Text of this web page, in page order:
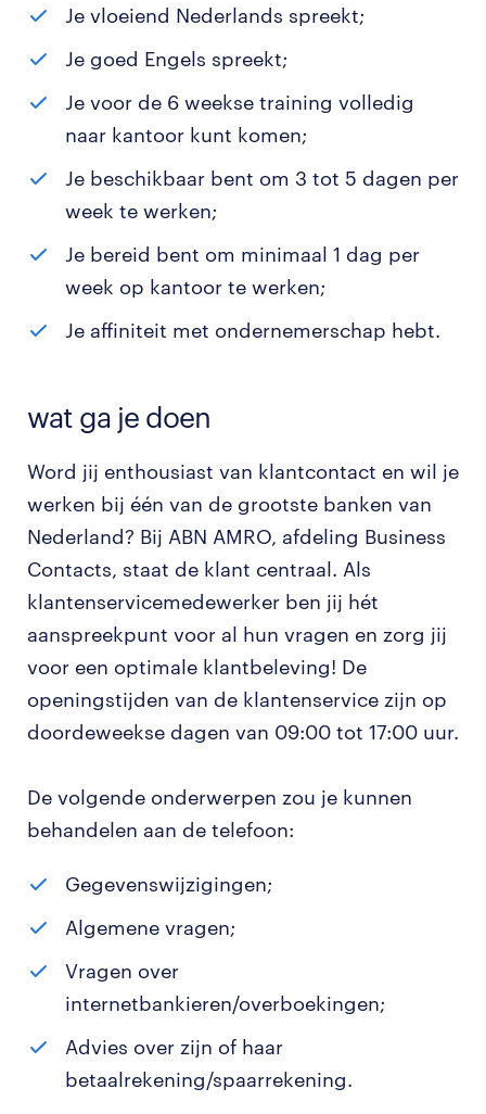
Je vloeiend Nederlands spreekt;
Je goed Engels spreekt;
Je voor de 6 weekse training volledig
naar kantoor kunt komen;
Je beschikbaar bent om 3 tot 5 dagen per
week te werken;
Je bereid bent om minimaal 1 dag per
week op kantoor te werken;
Je affiniteit met ondernemerschap hebt.
wat ga je doen
Word jij enthousiast van klantcontact en wil je
werken bij één van de grootste banken van
Nederland? Bij ABN AMRO, afdeling Business
Contacts, staat de klant centraal. Als
klantenservicemedewerker ben jij hét
aanspreekpunt voor al hun vragen en zorg jij
voor een optimale klantbeleving! De
openingstijden van de klantenservice zijn op
doordeweekse dagen van 09:00 tot 17:00 uur.
De volgende onderwerpen zou je kunnen
behandelen aan de telefoon:
Gegevenswijzigingen;
Algemene vragen;
Vragen over
internetbankieren/overboekingen;
Advies over zijn of haar
betaalrekening/spaarrekening.